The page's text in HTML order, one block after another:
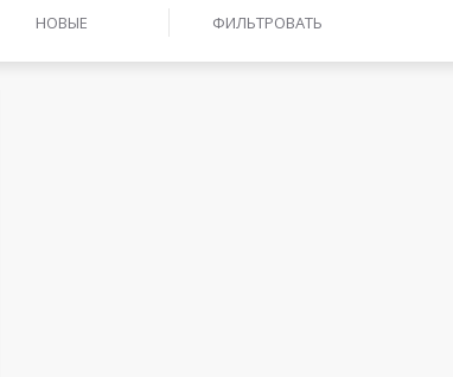
НОВЫЕ ФИЛЬТРОВАТЬ